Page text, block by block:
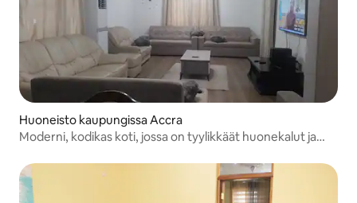
Huoneisto kaupungissa Accra
Moderni, kodikas koti, jossa on tyylikkäät huonekalut ja